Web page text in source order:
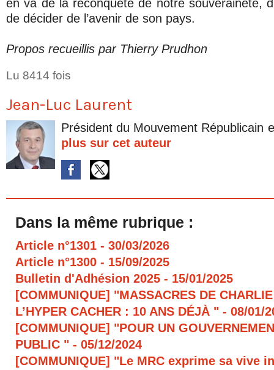
en va de la reconquête de notre souveraineté,
de décider de l’avenir de son pays.
Propos recueillis par Thierry Prudhon
Lu 8414 fois
Jean-Luc Laurent
Président du Mouvement Républicain
plus sur cet auteur
Dans la même rubrique :
Article n°1301 - 30/03/2026
Article n°1300 - 15/09/2025
Bulletin d'Adhésion 2025 - 15/01/2025
[COMMUNIQUE] "MASSACRES DE
L’HYPER CACHER : 10 ANS DÉJÀ " - 08/01/
[COMMUNIQUE] "POUR UN
PUBLIC " - 05/12/2024
[COMMUNIQUE] "Le MRC exprime sa vive